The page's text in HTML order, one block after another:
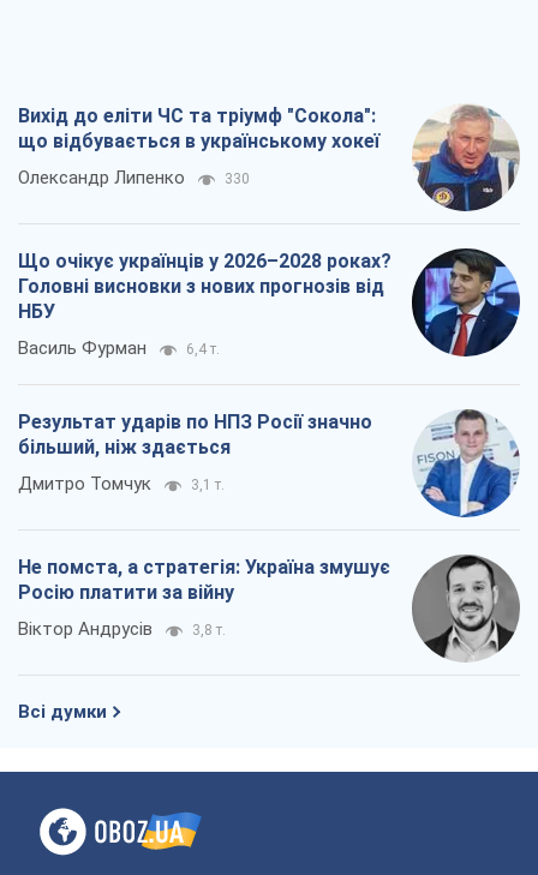
Вихід до еліти ЧС та тріумф "Сокола":
що відбувається в українському хокеї
Олександр Липенко 330
Що очікує українців у 2026–2028 роках?
Головні висновки з нових прогнозів від
НБУ
Василь Фурман 6,4 т.
Результат ударів по НПЗ Росії значно
більший, ніж здається
Дмитро Томчук 3,1 т.
Не помста, а стратегія: Україна змушує
Росію платити за війну
Віктор Андрусів 3,8 т.
Всі думки